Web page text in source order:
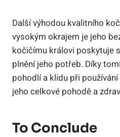
Další výhodou kvalitního
vysokým okrajem je jeho
kočičímu královi poskytuje
plnění jeho potřeb. Díky
pohodlí a klidu při
jeho celkové pohodě a
To Conclude